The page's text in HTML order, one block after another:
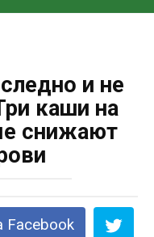
и не
каши на
снижают
Facebook